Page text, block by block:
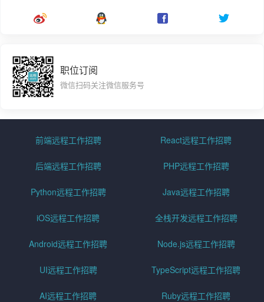
职位订阅
微信扫码关注微信服务号
前端远程工作招聘 React远程工作招聘
后端远程工作招聘 PHP远程工作招聘
Python远程工作招聘 Java远程工作招聘
iOS远程工作招聘 全栈开发远程工作招聘
Android远程工作招聘 Node.js远程工作招聘
UI远程工作招聘 TypeScript远程工作招聘
AI远程工作招聘 Ruby远程工作招聘